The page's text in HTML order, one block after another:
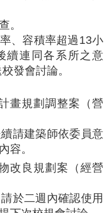
。
、容積率超過13小
續連同各系所之意
發會討論。
畫規劃調整案（營
請建築師依委員意
容。
改良規劃案（經營
於二週內確認使用